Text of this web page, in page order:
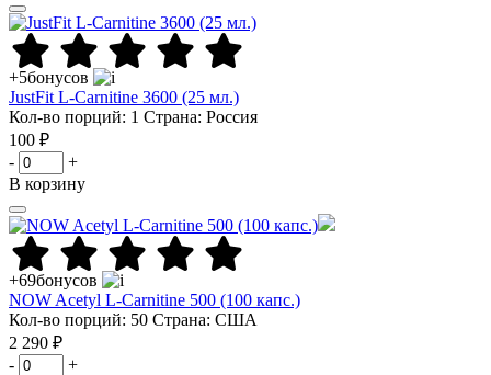
+5бонусов
JustFit L-Carnitine 3600 (25 мл.)
Кол-во порций: 1 Страна: Россия
100 ₽
-
+
В корзину
+69бонусов
NOW Acetyl L-Carnitine 500 (100 капс.)
Кол-во порций: 50 Страна: США
2 290 ₽
-
+